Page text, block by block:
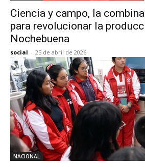
Ciencia y campo, la
para revolucionar la
Nochebuena
social - 25 de abril de 2026
NACIONAL